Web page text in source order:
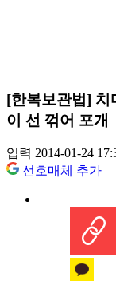
[한복보관법]
이 선 꺾어 포개
입력 2014-01-24
선호매체 추가